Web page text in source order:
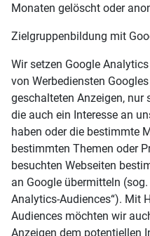
Monaten gelöscht oder
Zielgruppenbildung mit
Wir setzen Google
von Werbediensten
geschalteten Anzeigen, nur
die auch ein Interesse an
haben oder die bestimmte
bestimmten Themen oder
besuchten Webseiten
an Google übermitteln (sog.
Analytics-Audiences“). Mit
Audiences möchten wir
Anzeigen dem potentiellen